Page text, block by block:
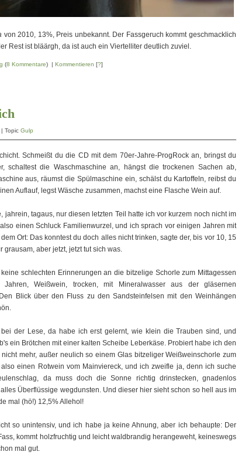
von 2010, 13%, Preis unbekannt. Der Fassgeruch kommt geschmacklich
Rest ist bläärgh, da ist auch ein Viertelliter deutlich zuviel.
(8 Kommentare) | Kommentieren [?]
Topic Gulp
Schmeißt du die CD mit dem 70er-Jahre-ProgRock an, bringst du
schaltest die Waschmaschine an, hängst die trockenen Sachen ab,
aus, räumst die Spülmaschine ein, schälst du Kartoffeln, reibst du
Auflauf, legst Wäsche zusammen, machst eine Flasche Wein auf.
jahrein, tagaus, nur diesen letzten Teil hatte ich vor kurzem noch nicht im
einen Schluck Familienwurzel, und ich sprach vor einigen Jahren mit
Ort: Das konntest du doch alles nicht trinken, sagte der, bis vor 10, 15
grausam, aber jetzt, jetzt tut sich was.
keine schlechten Erinnerungen an die bitzelige Schorle zum Mittagessen
Weißwein, trocken, mit Mineralwasser aus der gläsernen
Blick über den Fluss zu den Sandsteinfelsen mit den Weinhängen
der Lese, da habe ich erst gelernt, wie klein die Trauben sind, und
ein Brötchen mit einer kalten Scheibe Leberkäse. Probiert habe ich den
mehr, außer neulich so einem Glas bitzeliger Weißweinschorle zum
also einen Rotwein vom Mainviereck, und ich zweifle ja, denn ich suche
da muss doch die Sonne richtig drinstecken, gnadenlos
Überflüssige wegdunsten. Und dieser hier sieht schon so hell aus im
mal (hö!) 12,5% Allehol!
so unintensiv, und ich habe ja keine Ahnung, aber ich behaupte: Der
kommt holzfruchtig und leicht waldbrandig herangeweht, keineswegs
mal gut.